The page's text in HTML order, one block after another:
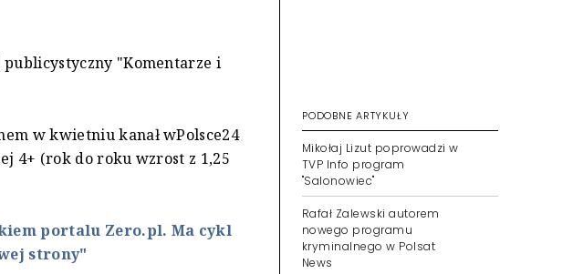
"Komentarze i
w kwietniu kanał wPolsce24
4+ (rok do roku wzrost z 1,25
portalu Zero.pl. Ma cykl
strony"
PODOBNE ARTYKUŁY
Mikołaj Lizut poprowadzi w
TVP Info program
"Salonowiec"
Rafał Zalewski autorem
nowego programu
kryminalnego w Polsat
News